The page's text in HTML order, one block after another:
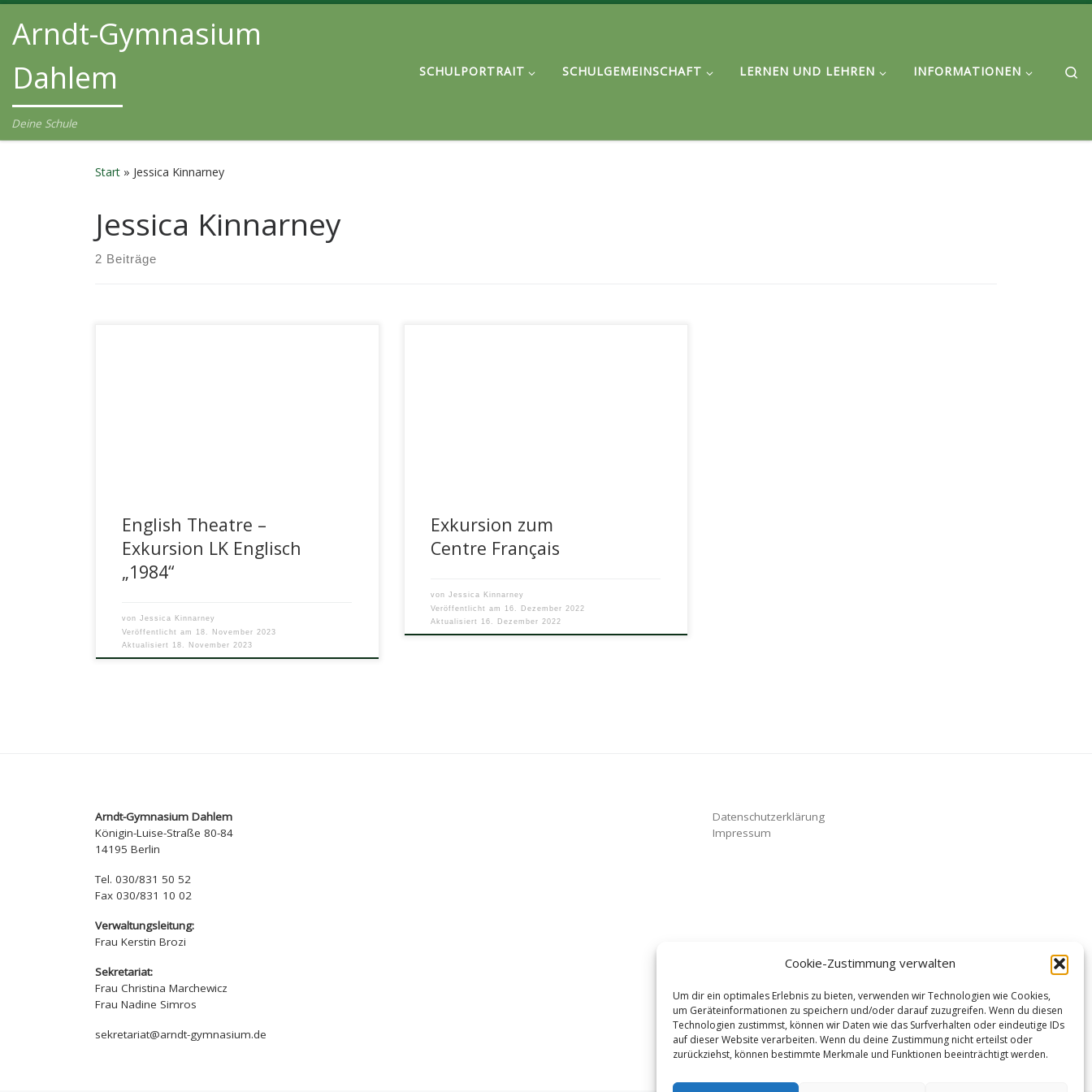
Cookie-Zustimmung verwalten
Um dir ein optimales Erlebnis zu bieten, verwenden wir Technologien wie Cookies,
um Geräteinformationen zu speichern und/oder darauf zuzugreifen. Wenn du diesen
Technologien zustimmst, können wir Daten wie das Surfverhalten oder eindeutige IDs
auf dieser Website verarbeiten. Wenn du deine Zustimmung nicht erteilst oder
zurückziehst, können bestimmte Merkmale und Funktionen beeinträchtigt werden.
Zum Inhalt springen
Arndt-Gymnasium
Dahlem
Deine Schule
SCHULPORTRAIT SCHULGEMEINSCHAFT LERNEN UND LEHREN INFORMATIONEN
Start » Jessica Kinnarney
Jessica Kinnarney
2 Beiträge
English Theatre –
Exkursion LK Englisch
„1984“
vonJessica Kinnarney
Veröffentlicht am 18. November 2023
Aktualisiert 18. November 2023
Exkursion zum
Centre Français
vonJessica Kinnarney
Veröffentlicht am 16. Dezember 2022
Aktualisiert 16. Dezember 2022
Arndt-Gymnasium Dahlem
Königin-Luise-Straße 80-84
14195 Berlin
Tel. 030/831 50 52
Fax 030/831 10 02
Verwaltungsleitung:
Frau Kerstin Brozi
Sekretariat:
Frau Christina Marchewicz
Frau Nadine Simros
sekretariat@arndt-gymnasium.de
Datenschutzerklärung
Impressum